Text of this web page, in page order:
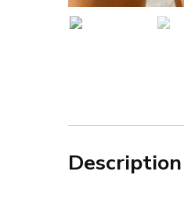
Description